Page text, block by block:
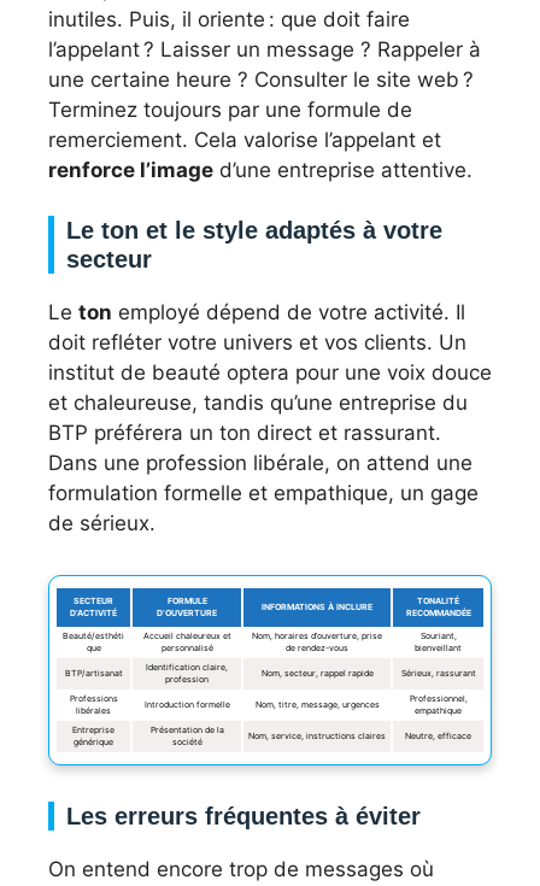
inutiles. Puis, il oriente : que doit faire
l’appelant ? Laisser un message ? Rappeler à
une certaine heure ? Consulter le site web ?
Terminez toujours par une formule de
remerciement. Cela valorise l’appelant et
renforce l’image d’une entreprise attentive.
Le ton et le style adaptés à votre
secteur
Le ton employé dépend de votre activité. Il
doit refléter votre univers et vos clients. Un
institut de beauté optera pour une voix douce
et chaleureuse, tandis qu’une entreprise du
BTP préférera un ton direct et rassurant.
Dans une profession libérale, on attend une
formulation formelle et empathique, un gage
de sérieux.
SECTEUR
D’ACTIVITÉ
FORMULE
D’OUVERTURE
INFORMATIONS À INCLURE
TONALITÉ
RECOMMANDÉE
Beauté/esthéti
que
Accueil chaleureux et
personnalisé
Nom, horaires d’ouverture, prise
de rendez-vous
Souriant,
bienveillant
BTP/artisanat
Identification claire,
profession
Nom, secteur, rappel rapide Sérieux, rassurant
Professions
libérales
Introduction formelle Nom, titre, message, urgences
Professionnel,
empathique
Entreprise
générique
Présentation de la
société
Nom, service, instructions claires Neutre, efficace
Les erreurs fréquentes à éviter
On entend encore trop de messages où